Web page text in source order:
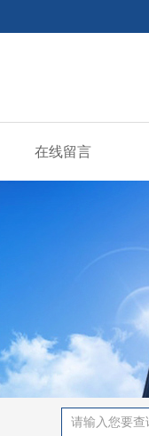
在线留言